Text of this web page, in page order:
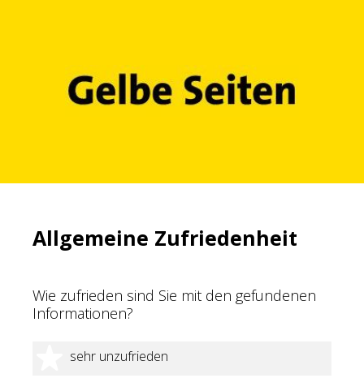
Allgemeine Zufriedenheit
Wie zufrieden sind Sie mit den gefundenen
Informationen?
sehr unzufrieden
1 Stern